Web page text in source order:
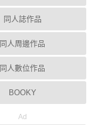
同人誌作品
同人周邊作品
同人數位作品
BOOKY
Ad